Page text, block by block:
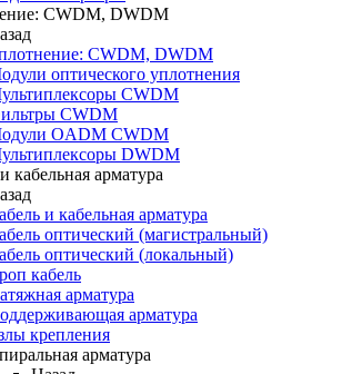
CWDM, DWDM
CWDM, DWDM
оптического уплотнения
CWDM
CWDM
OADM CWDM
DWDM
кабельная арматура
и кабельная арматура
оптический (магистральный)
оптический (локальный)
кабель
арматура
арматура
крепления
арматура